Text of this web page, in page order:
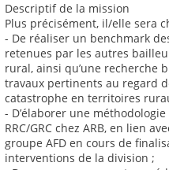
Descriptif de la mission
Plus précisément, il/elle sera
- De réaliser un benchmark
retenues par les autres
rural, ainsi qu’une recherche
travaux pertinents au regard
catastrophe en territoires
- D’élaborer une
RRC/GRC chez ARB, en lien
groupe AFD en cours de
interventions de la division ;